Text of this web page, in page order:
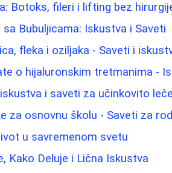
Botoks, fileri i lifting bez
Bubuljicama: Iskustva i Saveti
fleka i oziljaka - Saveti i
o hijaluronskim tretmanima -
i saveti za učinkovito
za osnovnu školu - Saveti za
u savremenom svetu
Kako Deluje i Lična Iskustva